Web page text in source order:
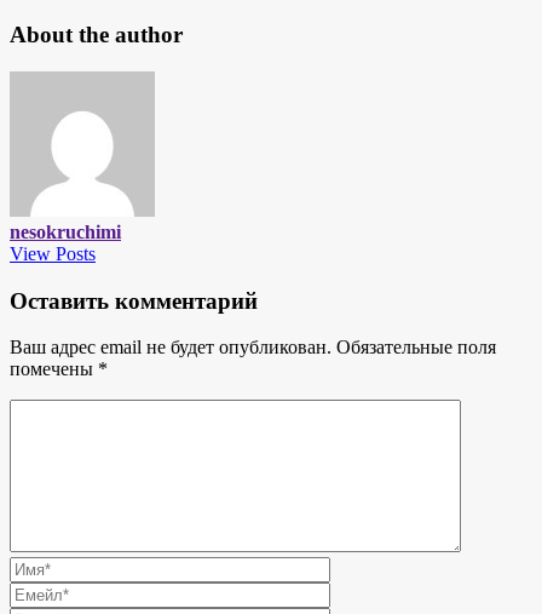
About the author
nesokruchimi
View Posts
Оставить комментарий
Ваш адрес email не будет опубликован. Обязательные поля
помечены *